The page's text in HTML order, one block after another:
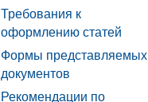
Требования к
оформлению статей
Формы представляемых
документов
Рекомендации по